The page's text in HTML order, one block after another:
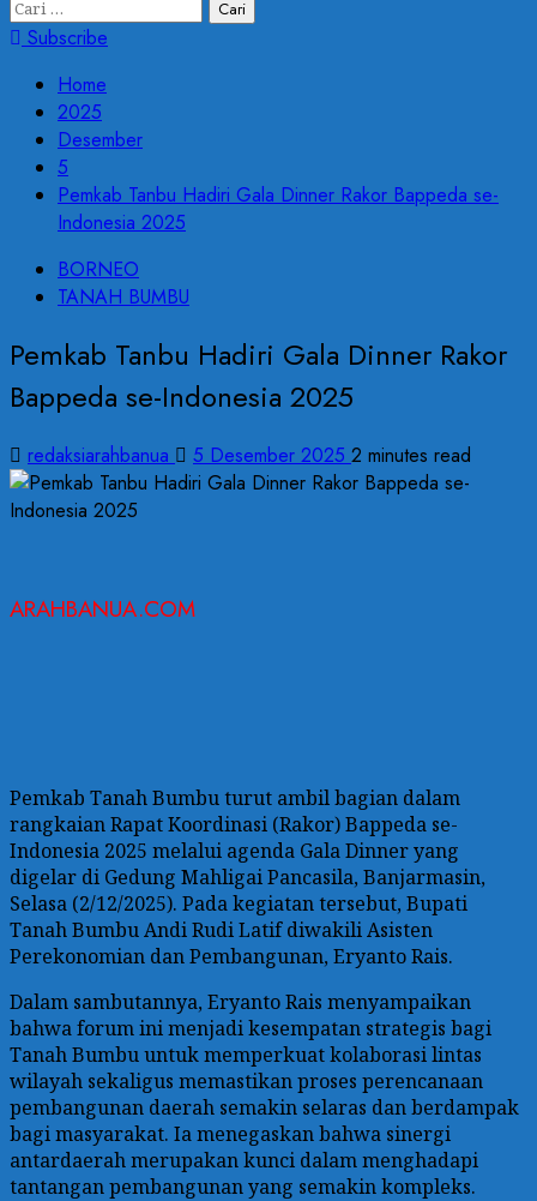
Cari
untuk:
Subscribe
Home
2025
Desember
5
Pemkab Tanbu Hadiri Gala Dinner Rakor Bappeda se-
Indonesia 2025
BORNEO
TANAH BUMBU
Pemkab Tanbu Hadiri Gala Dinner Rakor
Bappeda se-Indonesia 2025
redaksiarahbanua 5 Desember 2025 2 minutes read
ARAHBANUA.COM
Pemkab Tanah Bumbu turut ambil bagian dalam
rangkaian Rapat Koordinasi (Rakor) Bappeda se-
Indonesia 2025 melalui agenda Gala Dinner yang
digelar di Gedung Mahligai Pancasila, Banjarmasin,
Selasa (2/12/2025). Pada kegiatan tersebut, Bupati
Tanah Bumbu Andi Rudi Latif diwakili Asisten
Perekonomian dan Pembangunan, Eryanto Rais.
Dalam sambutannya, Eryanto Rais menyampaikan
bahwa forum ini menjadi kesempatan strategis bagi
Tanah Bumbu untuk memperkuat kolaborasi lintas
wilayah sekaligus memastikan proses perencanaan
pembangunan daerah semakin selaras dan berdampak
bagi masyarakat. Ia menegaskan bahwa sinergi
antardaerah merupakan kunci dalam menghadapi
tantangan pembangunan yang semakin kompleks.